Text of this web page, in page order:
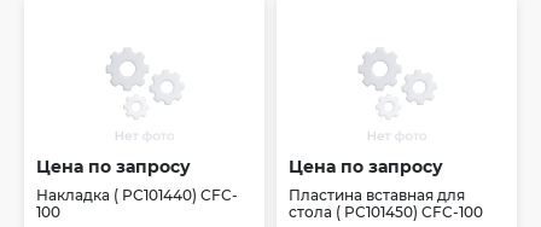
Цена по запросу
Накладка ( PC101440) CFC-
100
Цена по запросу
Пластина вставная для
стола ( PC101450) CFC-100